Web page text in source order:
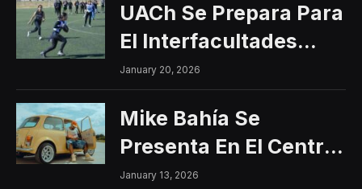
UACh Se Prepara Para
El Interfacultades
2026
January 20, 2026
Mike Bahía Se
Presenta En El Centro
Histórico Con Un
January 13, 2026